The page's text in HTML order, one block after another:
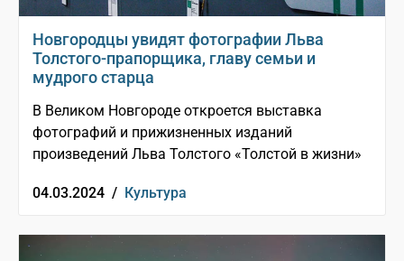
Новгородцы увидят фотографии Льва
Толстого-прапорщика, главу семьи и
мудрого старца
В Великом Новгороде откроется выставка
фотографий и прижизненных изданий
произведений Льва Толстого «Толстой в жизни»
04.03.2024 / Культура